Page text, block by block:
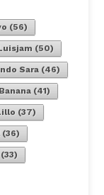
(56)
(50)
Sara(46)
(41)
(37)
(36)
(33)